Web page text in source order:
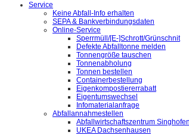
Service
Keine Abfall-Info erhalten
SEPA & Bankverbindungsdaten
Online-Service
Sperrmüll/[E-]Schrott/Grünschnit
Defekte Abfalltonne melden
Tonnengröße tauschen
Tonnenabholung
Tonnen bestellen
Containerbestellung
Eigenkompostiererrabatt
Eigentumswechsel
Infomaterialanfrage
Abfallannahmestellen
Abfallwirtschaftszentrum Singhofen
UKEA Dachsenhausen